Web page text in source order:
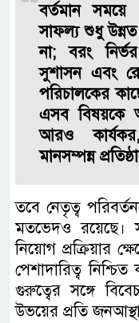
বর্তমান
সাফল্য শুধু
না; বরং
সুশাসন এবং
পরিচালকের
এসব বিষয়কে
আরও
মানসম্পন্ন
তবে নেতৃত্ব
মতভেদও রয়েছে।
নিয়োগ প্রক্রিয়ার
পেশাদারিত্ব
গুরুত্বের সঙ্গে
উভয়ের প্রতি